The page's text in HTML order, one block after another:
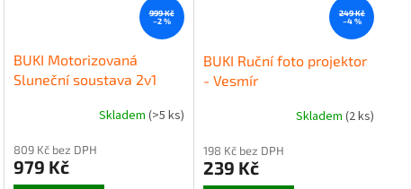
999 Kč
–2 %
BUKI Motorizovaná
Sluneční soustava 2v1
produktu
je
Skladem (>5 ks)
809 Kč bez DPH
979 Kč
249 Kč
–4 %
BUKI Ruční foto projektor
- Vesmír
Skladem(2 ks)
198 Kč bez DPH
239 Kč